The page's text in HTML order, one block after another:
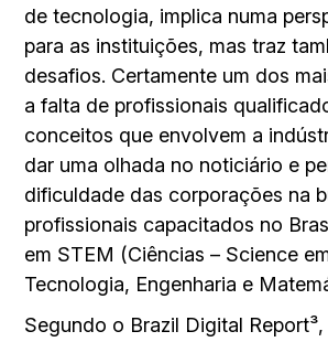
de tecnologia, implica numa
para as instituições, mas traz
desafios. Certamente um dos
a falta de profissionais
conceitos que envolvem a
dar uma olhada no noticiário e
dificuldade das corporações na
profissionais capacitados no
em STEM (Ciências – Science
Tecnologia, Engenharia e
Segundo o Brazil Digital